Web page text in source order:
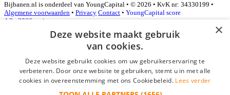
Bijbanen.nl is onderdeel van YoungCapital • © 2026 • KvK nr: 34330199 •
Algemene voorwaarden • Privacy Contact • YoungCapital score
4.3 - 3366 reviews
Inloggen als bedrijf
*
×
Deze website maakt gebruik
van cookies.
Deze website gebruikt cookies om uw gebruikerservaring te
verbeteren. Door onze website te gebruiken, stemt u in met alle
cookies in overeenstemming met ons Cookiebeleid. Lees verder